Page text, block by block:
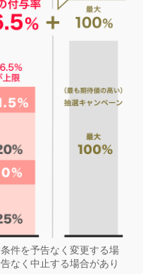
件を予告なく変更する場
なく中止する場合があり